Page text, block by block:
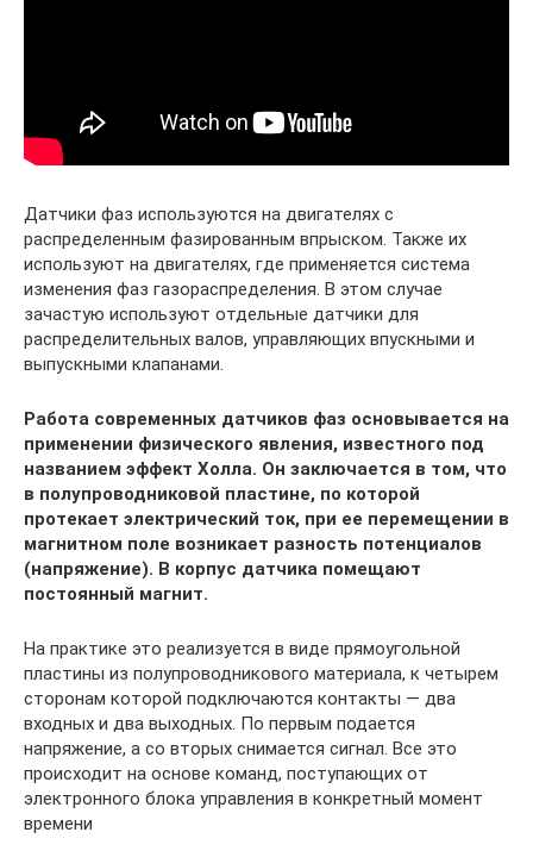
Датчики фаз используются на двигателях с
распределенным фазированным впрыском. Также их
используют на двигателях, где применяется система
изменения фаз газораспределения. В этом случае
зачастую используют отдельные датчики для
распределительных валов, управляющих впускными и
выпускными клапанами.
Работа современных датчиков фаз основывается на
применении физического явления, известного под
названием эффект Холла. Он заключается в том, что
в полупроводниковой пластине, по которой
протекает электрический ток, при ее перемещении в
магнитном поле возникает разность потенциалов
(напряжение). В корпус датчика помещают
постоянный магнит.
На практике это реализуется в виде прямоугольной
пластины из полупроводникового материала, к четырем
сторонам которой подключаются контакты — два
входных и два выходных. По первым подается
напряжение, а со вторых снимается сигнал. Все это
происходит на основе команд, поступающих от
электронного блока управления в конкретный момент
времени